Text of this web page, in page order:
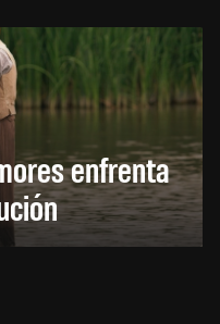
enfrenta